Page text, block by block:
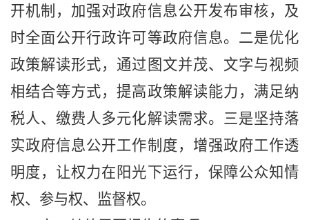
开机制，加强对政府信息公开发布审核，及
时全面公开行政许可等政府信息。二是优化
政策解读形式，通过图文并茂、文字与视频
相结合等方式，提高政策解读能力，满足纳
税人、缴费人多元化解读需求。三是坚持落
实政府信息公开工作制度，增强政府工作透
明度，让权力在阳光下运行，保障公众知情
权、参与权、监督权。